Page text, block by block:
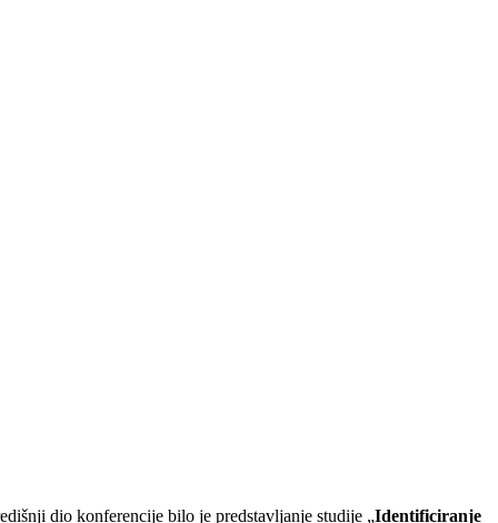
dio konferencije bilo je predstavljanje studije „Identificiranje